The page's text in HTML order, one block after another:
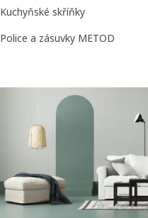
Kuchyňské skříňky
Police a zásuvky METOD